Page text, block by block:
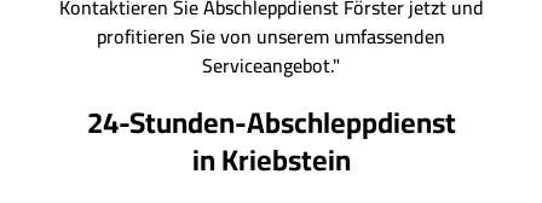
Kontaktieren Sie Abschleppdienst Förster jetzt und
profitieren Sie von unserem umfassenden
Serviceangebot."
24-Stunden-Abschleppdienst
in Kriebstein